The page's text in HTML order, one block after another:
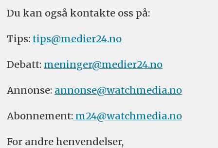
Du kan også kontakte oss på:
Tips: tips@medier24.no
Debatt: meninger@medier24.no
Annonse: annonse@watchmedia.no
Abonnement:m24@watchmedia.no
For andre henvendelser,